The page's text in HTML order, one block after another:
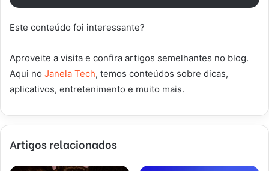
Este conteúdo foi interessante?
Aproveite a visita e confira artigos semelhantes no blog.
Aqui no Janela Tech, temos conteúdos sobre dicas,
aplicativos, entretenimento e muito mais.
Artigos relacionados